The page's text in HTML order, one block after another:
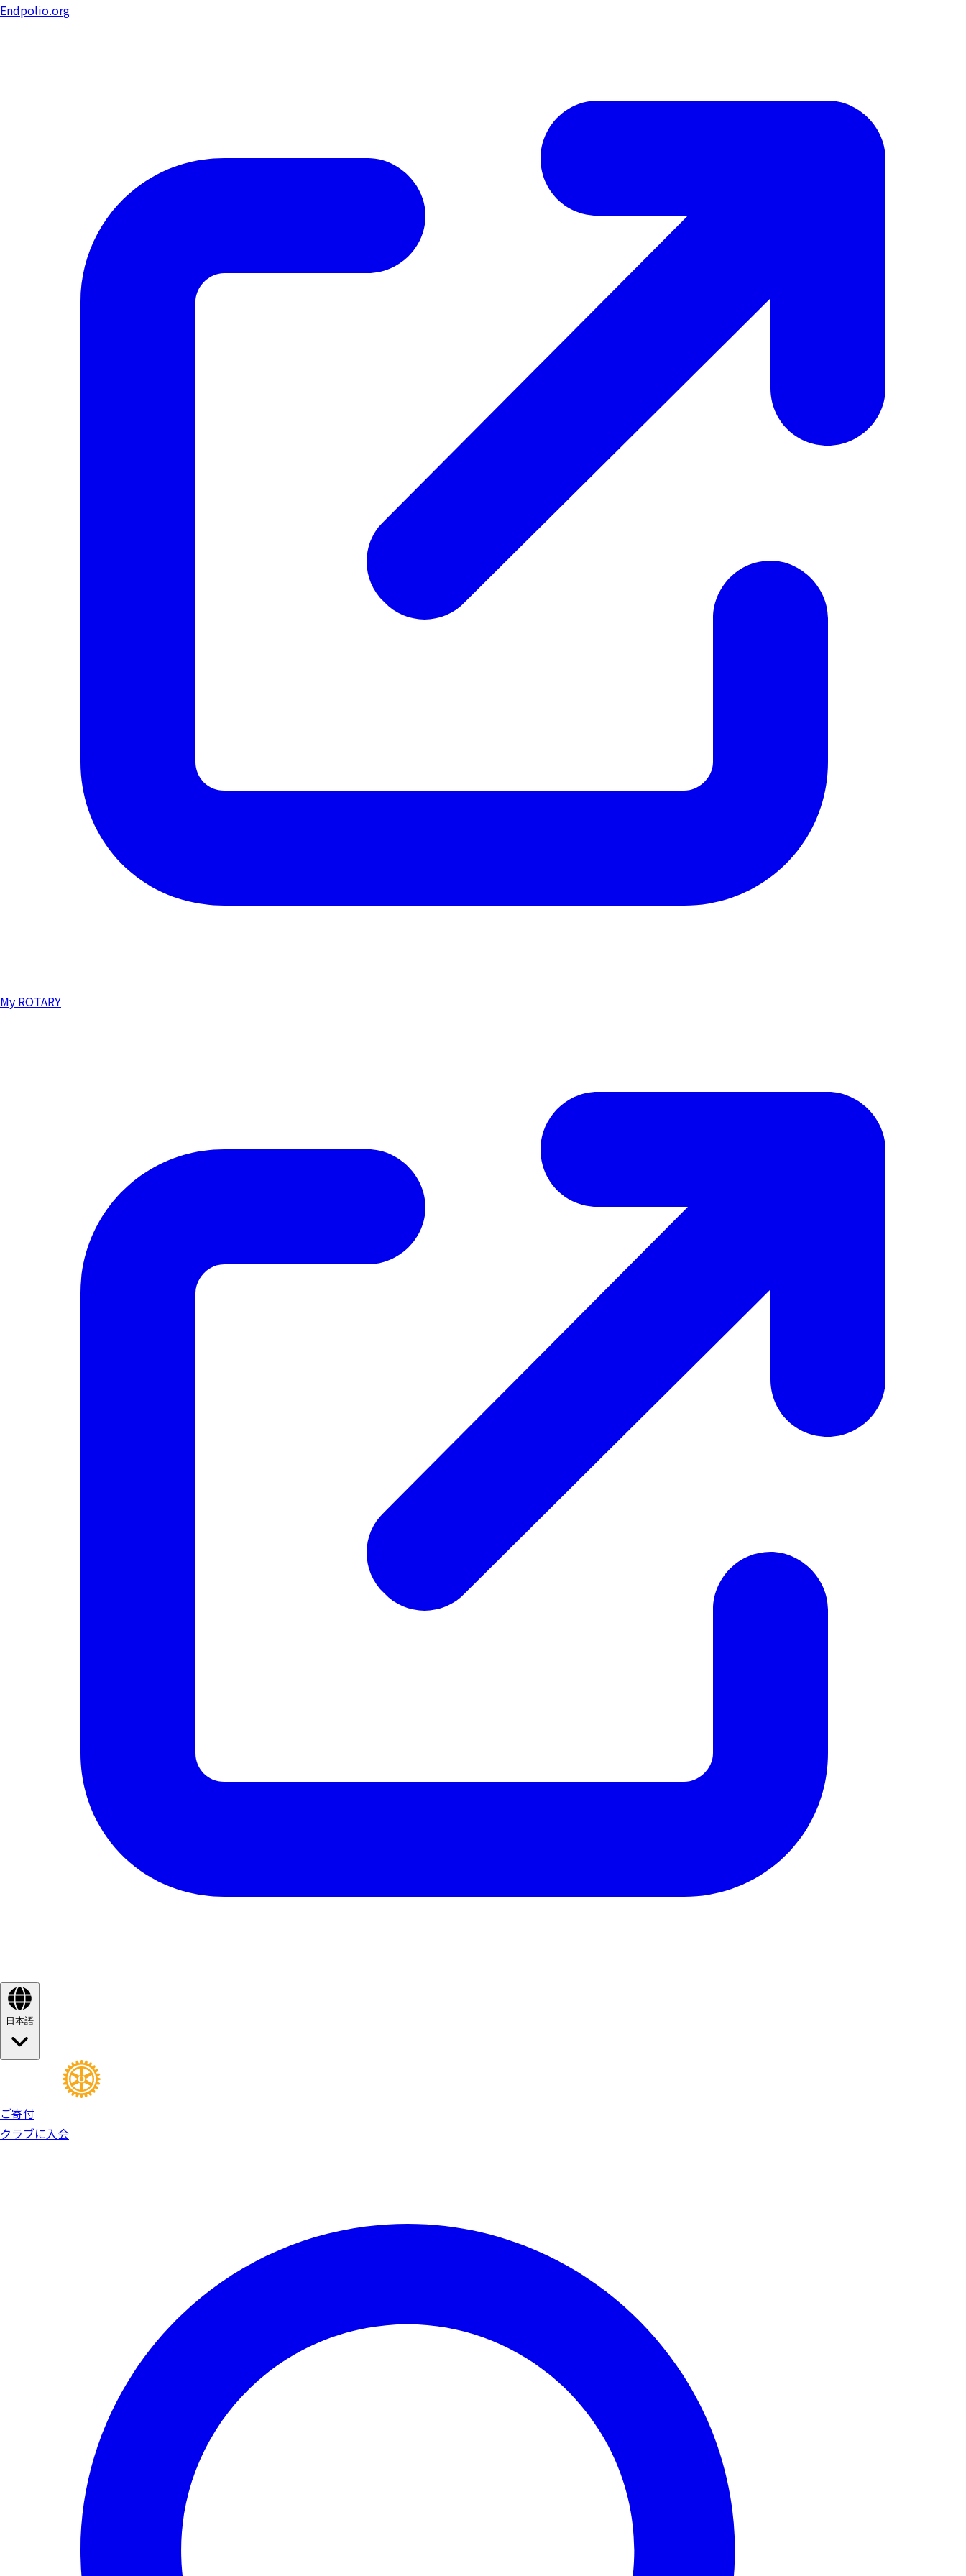
Endpolio.org
My ROTARY
日本語
ご寄付
クラブに入会